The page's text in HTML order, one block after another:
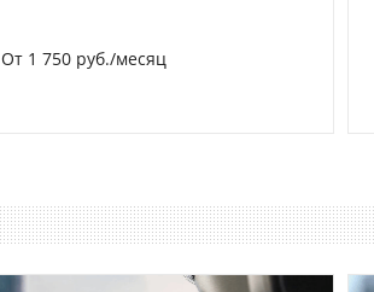
От 1 750 руб./месяц